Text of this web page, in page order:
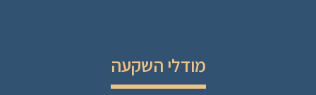
מודלי השקעה